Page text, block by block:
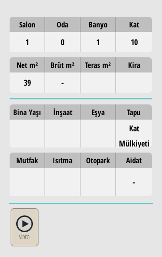
Salon Oda Banyo Kat
1 0 1 10
Net m² Brüt m² Teras m² Kira
39 -
Bina Yaşı İnşaat Eşya Tapu
Kat
Mülkiyeti
Mutfak Isıtma Otopark Aidat
-
VİDEO